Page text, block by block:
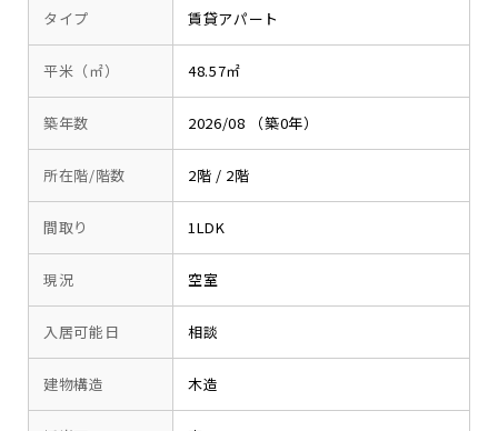
タイプ 賃貸アパート
平米（㎡） 48.57㎡
築年数 2026/08 （築0年）
所在階/階数 2階 / 2階
間取り 1LDK
現況 空室
入居可能日 相談
建物構造 木造